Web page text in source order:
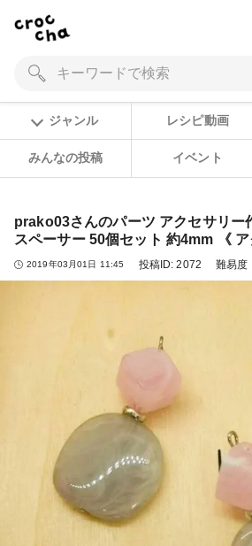
ジャンル レシピ動画
みんなの投稿 イベント
prako03さんのパーツ アクセサリー
スペーサー 50個セット 約4mm 《
2019年03月01日 11:45 投稿ID:2072 難易度